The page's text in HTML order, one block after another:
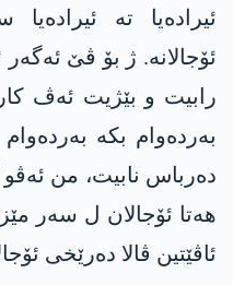
ئیرادەیا تە
ئۆجالانە. ژ بۆ ڤێ
رابیت و بێژیت ئەڤ
بەردەوام بکە
دەرباس نابیت، من ئەڤو
ھەتا ئۆجالان ل سەر
ئاڤێتین ڤالا دەرێخی